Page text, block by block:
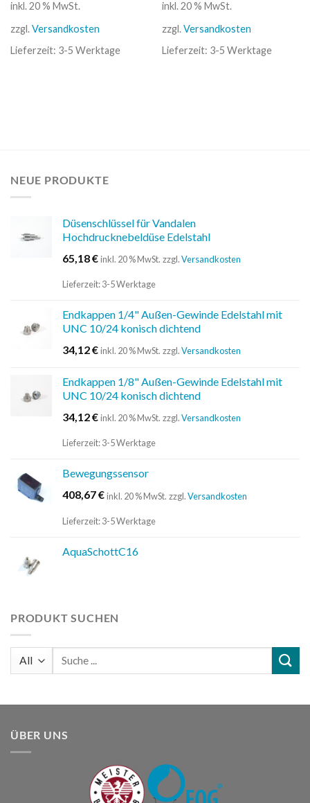
inkl. 20 % MwSt.
zzgl.Versandkosten
Lieferzeit: 3-5 Werktage
inkl. 20 % MwSt.
zzgl.Versandkosten
Lieferzeit: 3-5 Werktage
NEUE PRODUKTE
Düsenschlüssel für Vandalen
Hochdrucknebeldüse Edelstahl
65,18€inkl. 20 % MwSt. zzgl.Versandkosten
Lieferzeit:3-5 Werktage
Endkappen 1/4" Außen-Gewinde Edelstahl mit
UNC 10/24 konisch dichtend
34,12€inkl. 20 % MwSt. zzgl.Versandkosten
Endkappen 1/8" Außen-Gewinde Edelstahl mit
UNC 10/24 konisch dichtend
34,12€inkl. 20 % MwSt. zzgl.Versandkosten
Lieferzeit:3-5 Werktage
Bewegungssensor
408,67€inkl. 20 % MwSt. zzgl.Versandkosten
Lieferzeit:3-5 Werktage
AquaSchottC16
PRODUKT SUCHEN
Suchen
ÜBER UNS